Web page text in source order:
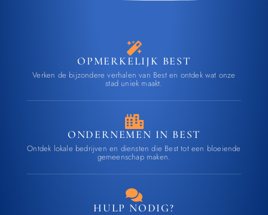
OPMERKELIJK BEST
Verken de bijzondere verhalen van Best en ontdek wat onze
stad uniek maakt.
ONDERNEMEN IN BEST
Ontdek lokale bedrijven en diensten die Best tot een bloeiende
gemeenschap maken.
HULP NODIG?